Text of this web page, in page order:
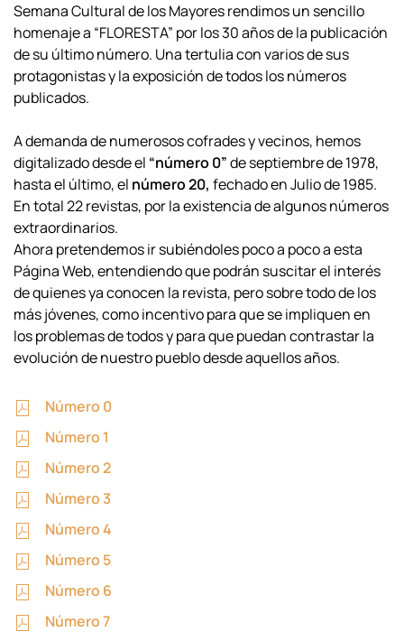
Semana Cultural de los Mayores rendimos un sencillo
homenaje a “FLORESTA” por los 30 años de la publicación
de su último número. Una tertulia con varios de sus
protagonistas y la exposición de todos los números
publicados.
A demanda de numerosos cofrades y vecinos, hemos
digitalizado desde el “número 0”de septiembre de 1978,
hasta el último, el número 20, fechado en Julio de 1985.
En total 22 revistas, por la existencia de algunos números
extraordinarios.
Ahora pretendemos ir subiéndoles poco a poco a esta
Página Web, entendiendo que podrán suscitar el interés
de quienes ya conocen la revista, pero sobre todo de los
más jóvenes, como incentivo para que se impliquen en
los problemas de todos y para que puedan contrastar la
evolución de nuestro pueblo desde aquellos años.
Número 0
Número 1
Número 2
Número 3
Número 4
Número 5
Número 6
Número 7